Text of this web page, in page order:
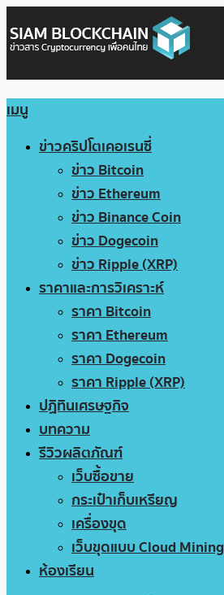
เมนู
ข่าวคริปโตเคอเรนซี่
ข่าว Bitcoin
ข่าว Ethereum
ข่าว Binance Coin
ข่าว Dogecoin
ข่าว Ripple (XRP)
ราคาและการวิเคราะห์
ราคา Bitcoin
ราคา Ethereum
ราคา Dogecoin
ราคา Ripple (XRP)
ปฏิทินเศรษฐกิจ
บทความ
รีวิวผลิตภัณฑ์
เว็บซื้อขาย
กระเป๋าเก็บเหรียญ
เครื่องขุด
เว็บขุดแบบ Cloud Mining
ห้องเรียน